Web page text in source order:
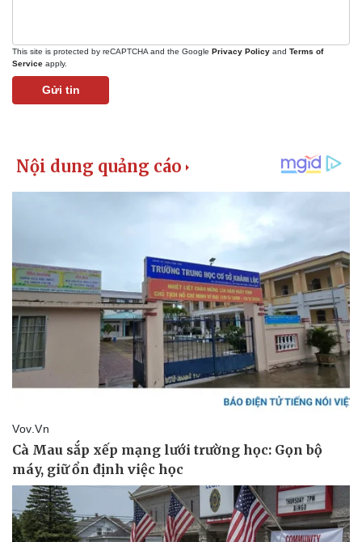
Doanh nghiệp
Thông tin doanh nghiệp
This site is protected by reCAPTCHA and the Google Privacy Policy and Terms of
Service apply.
Gửi tin